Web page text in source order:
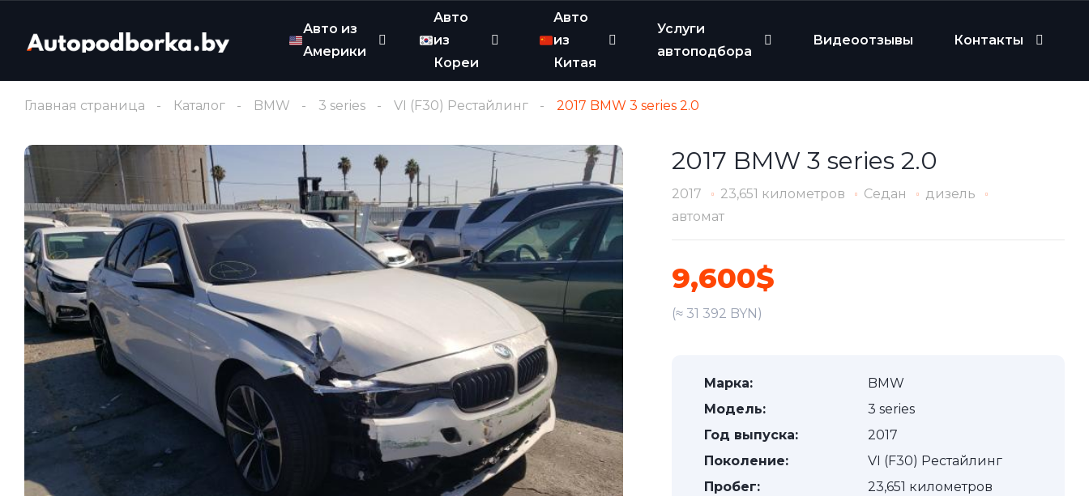
Авто из
Америки
Авто
из
Кореи
Авто
из
Китая
Услуги
автоподбора
Видеоотзывы Контакты
Главная страница Каталог BMW 3 series VI (F30) Рестайлинг 2017 BMW 3 series 2.0
2017 BMW 3 series 2.0
2017 23,651 километров Седан
дизель
автомат
9,600$
(≈ 31 392 BYN)
Марка:
BMW
Модель:
3 series
Год выпуска:
2017
Поколение:
VI (F30) Рестайлинг
Пробег:
23,651 километров